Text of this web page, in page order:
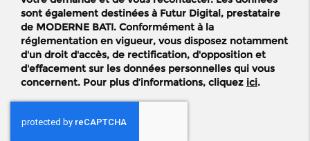
sont également destinées à Futur Digital, prestataire
de MODERNE BATI. Conformément à la
réglementation en vigueur, vous disposez notamment
d'un droit d'accès, de rectification, d'opposition et
d'effacement sur les données personnelles qui vous
concernent. Pour plus d’informations, cliquez ici.